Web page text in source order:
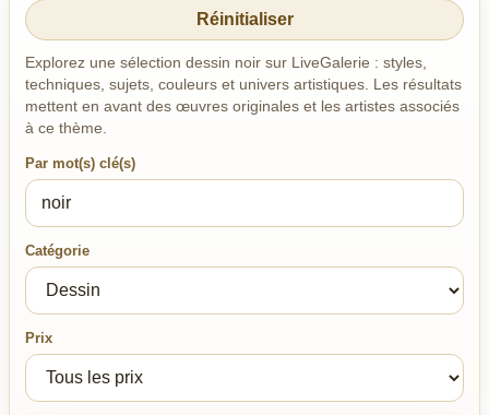
Réinitialiser
Explorez une sélection dessin noir sur LiveGalerie : styles,
techniques, sujets, couleurs et univers artistiques. Les résultats
mettent en avant des œuvres originales et les artistes associés
à ce thème.
Par mot(s) clé(s)
Catégorie
Prix